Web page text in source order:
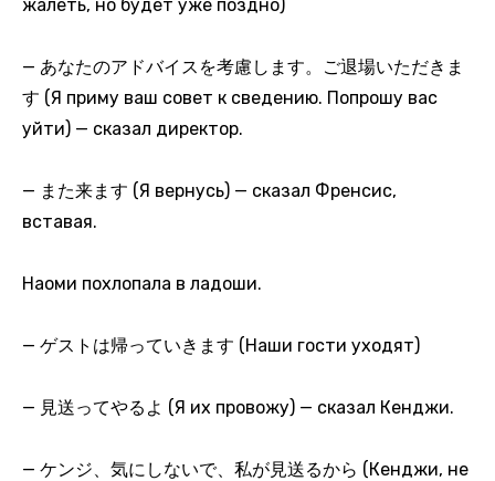
жалеть, но будет уже поздно)
— あなたのアドバイスを考慮します。ご退場いただきま
す (Я приму ваш совет к сведению. Попрошу вас
уйти) — сказал директор.
— また来ます (Я вернусь) — сказал Френсис,
вставая.
Наоми похлопала в ладоши.
— ゲストは帰っていきます (Наши гости уходят)
— 見送ってやるよ (Я их провожу) — сказал Кенджи.
— ケンジ、気にしないで、私が見送るから (Кенджи, не